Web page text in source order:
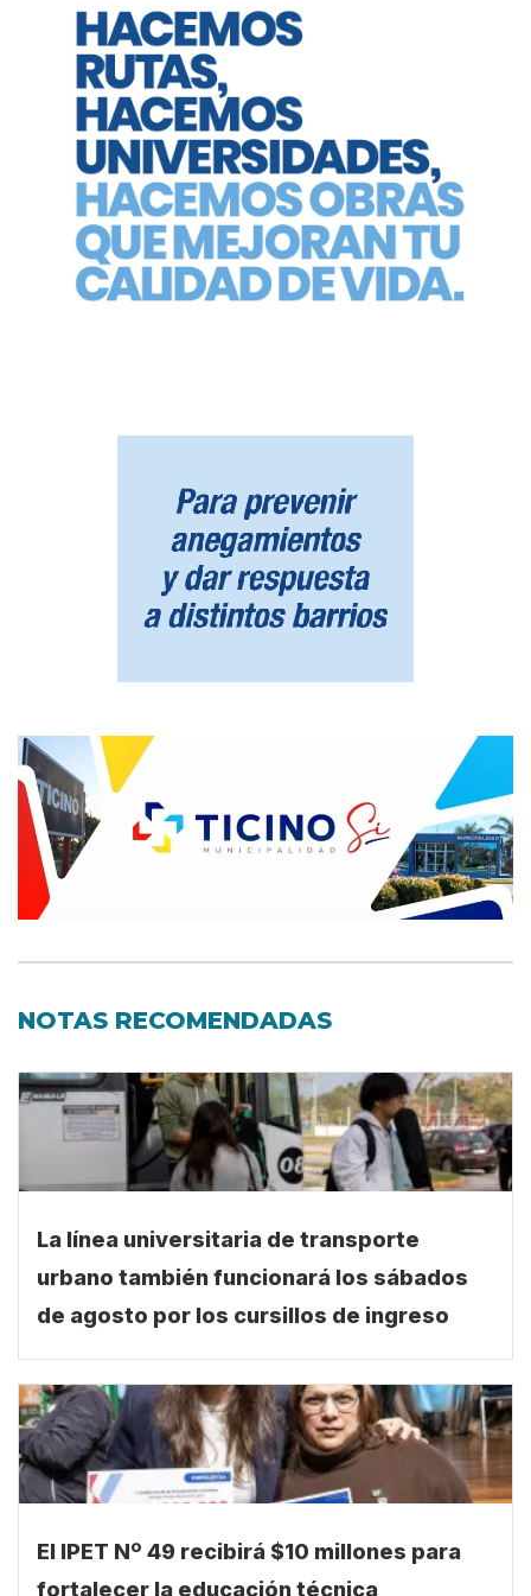
NOTAS RECOMENDADAS
La línea universitaria de transporte
urbano también funcionará los sábados
de agosto por los cursillos de ingreso
El IPET Nº 49 recibirá $10 millones para
fortalecer la educación técnica